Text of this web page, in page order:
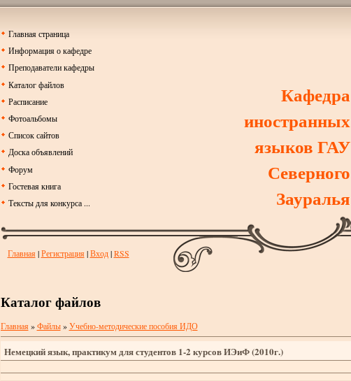
Главная страница
Информация о кафедре
Преподаватели кафедры
Каталог файлов
Расписание
Фотоальбомы
Список сайтов
Доска объявлений
Форум
Гостевая книга
Тексты для конкурса ...
Кафедра
иностранных
языков ГАУ
Северного
Зауралья
Главная |Регистрация |Вход|RSS
Каталог файлов
Главная »Файлы»Учебно-методические пособия ИДО
Немецкий язык, практикум для студентов 1-2 курсов ИЭиФ (2010г.)